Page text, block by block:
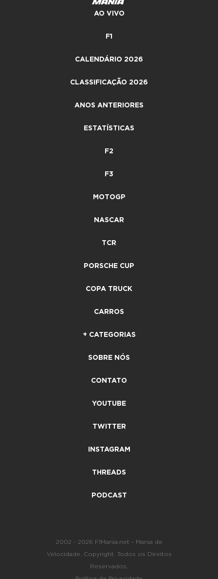
AO VIVO
F1
CALENDÁRIO 2026
CLASSIFICAÇÃO 2026
ANOS ANTERIORES
ESTATÍSTICAS
F2
F3
MOTOGP
NASCAR
TCR
PORSCHE CUP
COPA TRUCK
CARROS
+ CATEGORIAS
SOBRE NÓS
CONTATO
YOUTUBE
TWITTER
INSTAGRAM
THREADS
PODCAST
2002 - 2026 F1Mania.net - Mania de
Velocidade. Copyright. Todos os Direitos
Reservados.